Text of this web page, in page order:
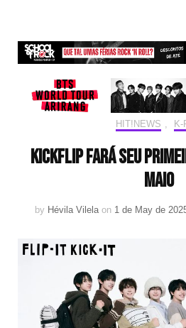
HIT!NEWS K-
KickFlip fará seu
maio
by Hévila Vilela on 1 de May de